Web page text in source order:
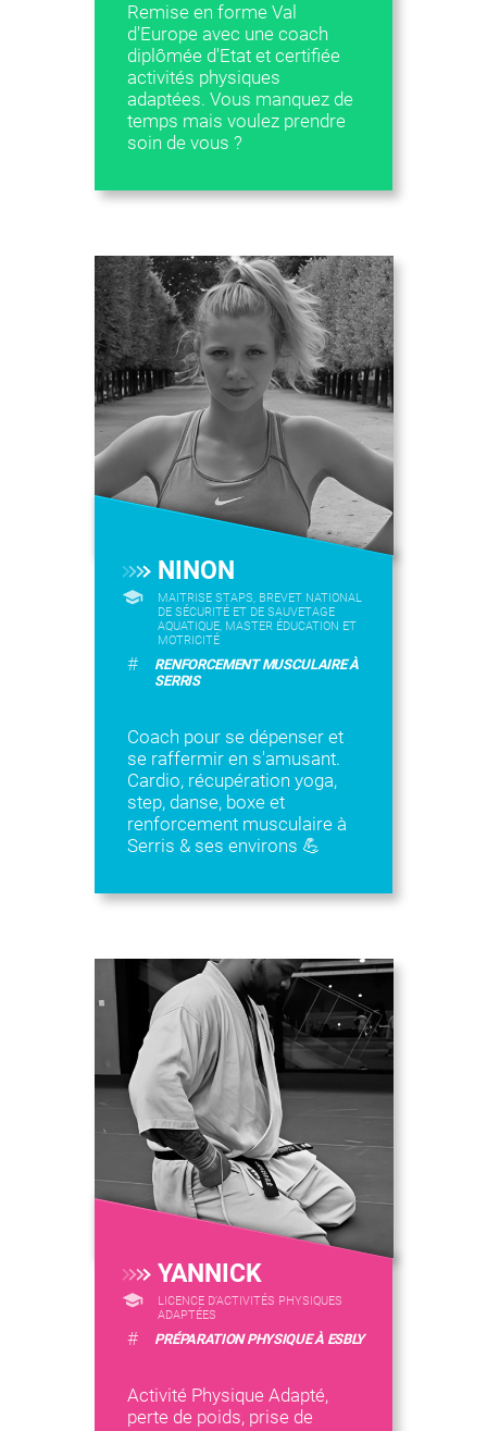
Remise en forme Val
d'Europe avec une coach
diplômée d'Etat et certifiée
activités physiques
adaptées. Vous manquez de
temps mais voulez prendre
soin de vous ?
NINON
MAITRISE STAPS, BREVET NATIONAL
DE SÉCURITÉ ET DE SAUVETAGE
AQUATIQUE, MASTER ÉDUCATION ET
MOTRICITÉ
#
RENFORCEMENT MUSCULAIRE À
SERRIS
Coach pour se dépenser et
se raffermir en s'amusant.
Cardio, récupération yoga,
step, danse, boxe et
renforcement musculaire à
Serris & ses environs 💪
YANNICK
LICENCE D’ACTIVITÉS PHYSIQUES
ADAPTÉES
# PRÉPARATION PHYSIQUE À ESBLY
Activité Physique Adapté,
perte de poids, prise de